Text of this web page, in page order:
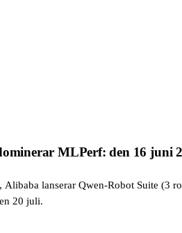
MLPerf: den 16 juni
lanserar Qwen-Robot Suite (3
20 juli.